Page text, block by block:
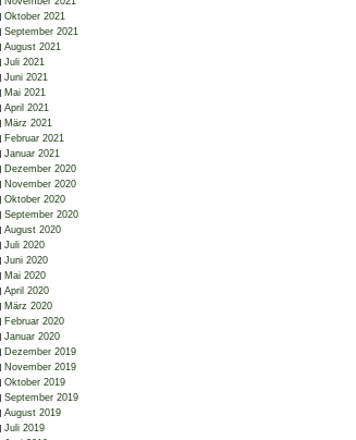
Oktober 2021
September 2021
August 2021
Juli 2021
Juni 2021
Mai 2021
April 2021
März 2021
Februar 2021
Januar 2021
Dezember 2020
November 2020
Oktober 2020
September 2020
August 2020
Juli 2020
Juni 2020
Mai 2020
April 2020
März 2020
Februar 2020
Januar 2020
Dezember 2019
November 2019
Oktober 2019
September 2019
August 2019
Juli 2019